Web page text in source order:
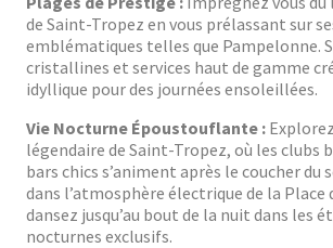
de Saint-Tropez en vous prélassant sur
emblématiques telles que Pampelonne.
cristallines et services haut de gamme
idyllique pour des journées ensoleillées.
Vie Nocturne Époustouflante :
légendaire de Saint-Tropez, où les clubs
bars chics s’animent après le coucher du
dans l’atmosphère électrique de la Place
dansez jusqu’au bout de la nuit dans les
nocturnes exclusifs.